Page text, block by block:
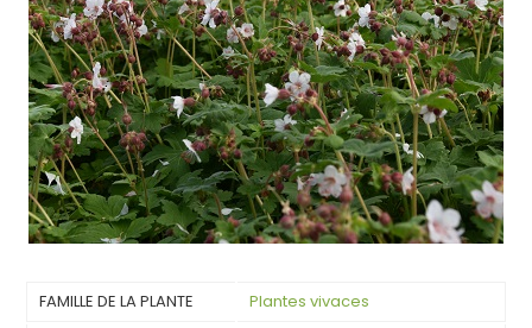
FAMILLE DE LA PLANTE
Plantes vivaces